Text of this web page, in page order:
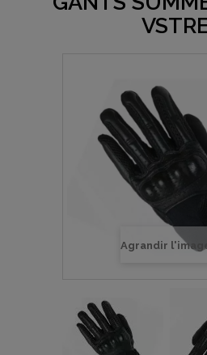
Agrandir